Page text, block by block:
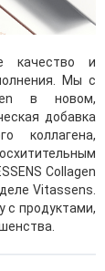
качество и
Мы с
в новом,
добавка
коллагена,
Collagen
Vitassens.
с продуктами,